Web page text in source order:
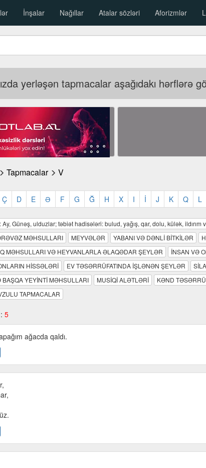
İnşalar Nağıllar Atalar sözləri Aforizmlər
yerləşən tapmacalar aşağıdakı hərflərə
Tapmacalar V
Ç D E Ə F G Ğ H X I İ J K Q L
Günəş, ulduzlar; təbiət hadisələri: bulud, yağış, qar, dolu, külək, ildırım
MƏHSULLARI
MEYVƏLƏR YABANI VƏ DƏNLİ BİTKİLƏR
MƏHSULLARI VƏ HEYVANLARLA ƏLAQƏDAR ŞEYLƏR
İNSAN VƏ
HİSSƏLƏRİ
EV TƏSƏRRÜFATINDA İŞLƏNƏN ŞEYLƏR
YEYİNTİ MƏHSULLARI
MUSİQİ ALƏTLƏRİ KƏND
TAPMACALAR
5
ağacda qaldı.